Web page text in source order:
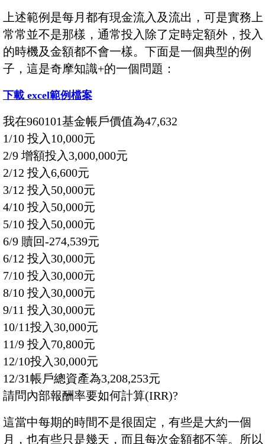
上述範例是每月都有現金流入及流出，可是實務上
常常並不是那樣，通常投入除了定時定額外，投入
的時機及金額都不會一樣。下面是一個典型的例
子，這是奇摩知識+的一個問題：
下載 excel範例檔案
我在960101基金帳戶價值為47,632
1/10 投入10,000元
2/9 增額投入3,000,000元
2/12 投入6,600元
3/12 投入50,000元
4/10 投入50,000元
5/10 投入50,000元
6/9 贖回-274,539元
6/12 投入30,000元
7/10 投入30,000元
8/10 投入30,000元
9/11 投入30,000元
10/11投入30,000元
11/9 投入70,800元
12/10投入30,000元
12/31帳戶總資產為3,208,253元
請問內部報酬率要如何計算(IRR)?
這當中每期的時間不是很固定，有些是大約一個
月，也有些只是幾天，而且每次金額都不等。所以